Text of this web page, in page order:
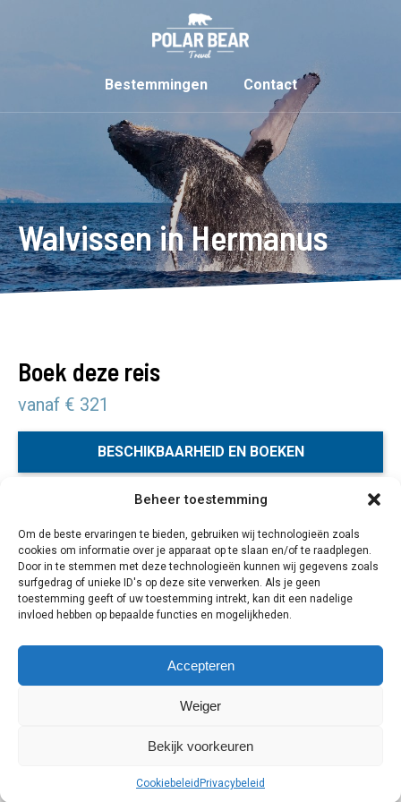
Beheer toestemming
Om de beste ervaringen te bieden, gebruiken wij technologieën zoals
cookies om informatie over je apparaat op te slaan en/of te raadplegen.
Door in te stemmen met deze technologieën kunnen wij gegevens zoals
surfgedrag of unieke ID's op deze site verwerken. Als je geen
toestemming geeft of uw toestemming intrekt, kan dit een nadelige
invloed hebben op bepaalde functies en mogelijkheden.
Accepteren
Weiger
Bekijk voorkeuren
Cookiebeleid Privacybeleid
Bestemmingen Contact
Walvissen in Hermanus
Boek deze reis
vanaf € 321
BESCHIKBAARHEID EN BOEKEN
walvissenseizoen (juni – december) dé plek om
walvissen te spotten. Deze indrukwekkende dieren
gebruiken de kust van Hermanus namelijk als locatie om
hun paringsritueel uit te voeren. Tijdens deze tour is een
walvis boottocht inbegrepen en overnacht je in een
sfeervol guesthouse in Hermanus.
3 dagen
Cookiebeleid Privacybeleid